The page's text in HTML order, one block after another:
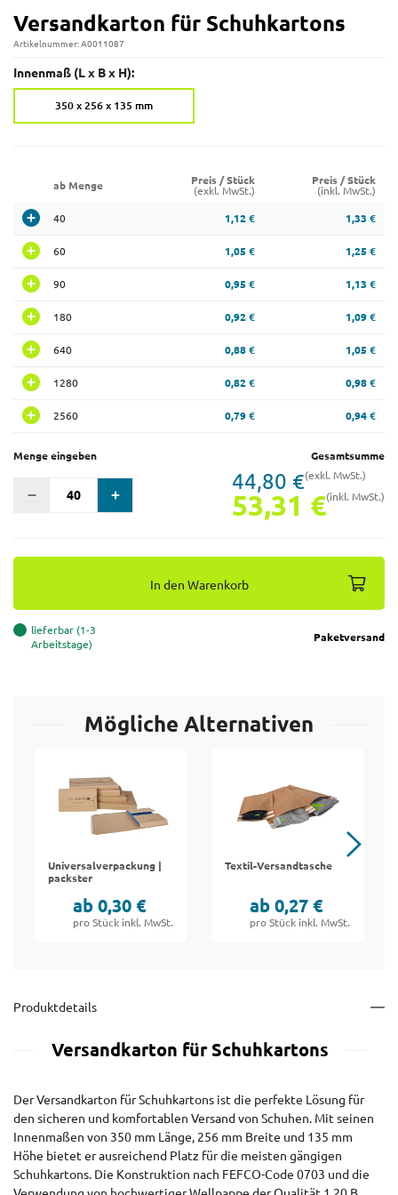
Versandkarton für Schuhkartons
Artikelnummer: A0011087
Innenmaß (L x B x H):
350 x 256 x 135 mm
ab Menge
Preis / Stück
(exkl. MwSt.)
Preis / Stück
(inkl. MwSt.)
40 1,12 € 1,33 €
60 1,05 € 1,25 €
90 0,95 € 1,13 €
180 0,92 € 1,09 €
640 0,88 € 1,05 €
1280 0,82 € 0,98 €
2560 0,79 € 0,94 €
Menge eingeben Gesamtsumme
44,80 €(exkl. MwSt.)
53,31 €(inkl. MwSt.)
In den Warenkorb
lieferbar (1-3
Arbeitstage)
Paketversand
Mögliche Alternativen
Universalverpackung |
packster
ab 0,30 €
pro Stück inkl. MwSt.
Textil-Versandtasche
ab 0,27 €
pro Stück inkl. MwSt.
Produktdetails
Versandkarton für Schuhkartons
Der Versandkarton für Schuhkartons ist die perfekte Lösung für
den sicheren und komfortablen Versand von Schuhen. Mit seinen
Innenmaßen von 350 mm Länge, 256 mm Breite und 135 mm
Höhe bietet er ausreichend Platz für die meisten gängigen
Schuhkartons. Die Konstruktion nach FEFCO-Code 0703 und die